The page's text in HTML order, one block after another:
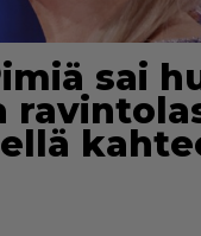
sai